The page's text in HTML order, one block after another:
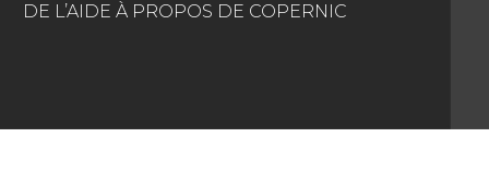
DE L’AIDE À PROPOS DE COPERNIC